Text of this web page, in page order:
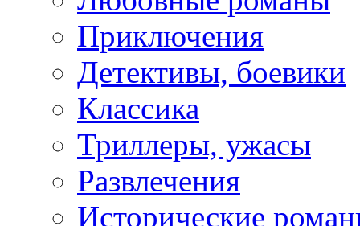
Приключения
Детективы, боевики
Классика
Триллеры, ужасы
Развлечения
Исторические